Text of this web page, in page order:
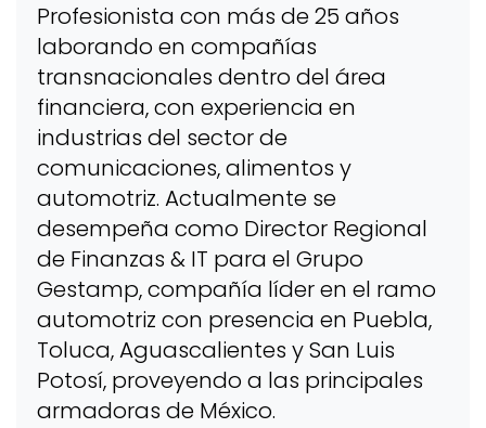
Profesionista con más de 25 años
laborando en compañías
transnacionales dentro del área
financiera, con experiencia en
industrias del sector de
comunicaciones, alimentos y
automotriz. Actualmente se
desempeña como Director Regional
de Finanzas & IT para el Grupo
Gestamp, compañía líder en el ramo
automotriz con presencia en Puebla,
Toluca, Aguascalientes y San Luis
Potosí, proveyendo a las principales
armadoras de México.